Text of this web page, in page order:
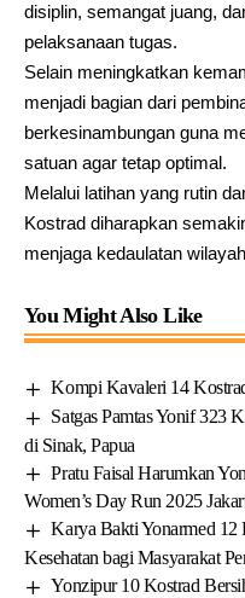
disiplin, semangat juang,
pelaksanaan tugas.
Selain meningkatkan
menjadi bagian dari
berkesinambungan guna
satuan agar tetap optimal.
Melalui latihan yang rutin
Kostrad diharapkan
menjaga kedaulatan
You Might Also Like
Kompi Kavaleri 14
Satgas Pamtas Yonif 323
di Sinak, Papua
Pratu Faisal Harumkan
Women’s Day Run 2025
Karya Bakti Yonarmed 12
Kesehatan bagi Masyarakat
Yonzipur 10 Kostrad